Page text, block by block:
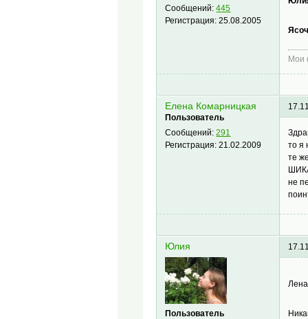
Сообщений:445
Регистрация:25.08.2005
Мои
Елена Комарницкая
Пользователь
Сообщений:291
Регистрация:21.02.2009
то я
те
не
Юлия
Пользователь